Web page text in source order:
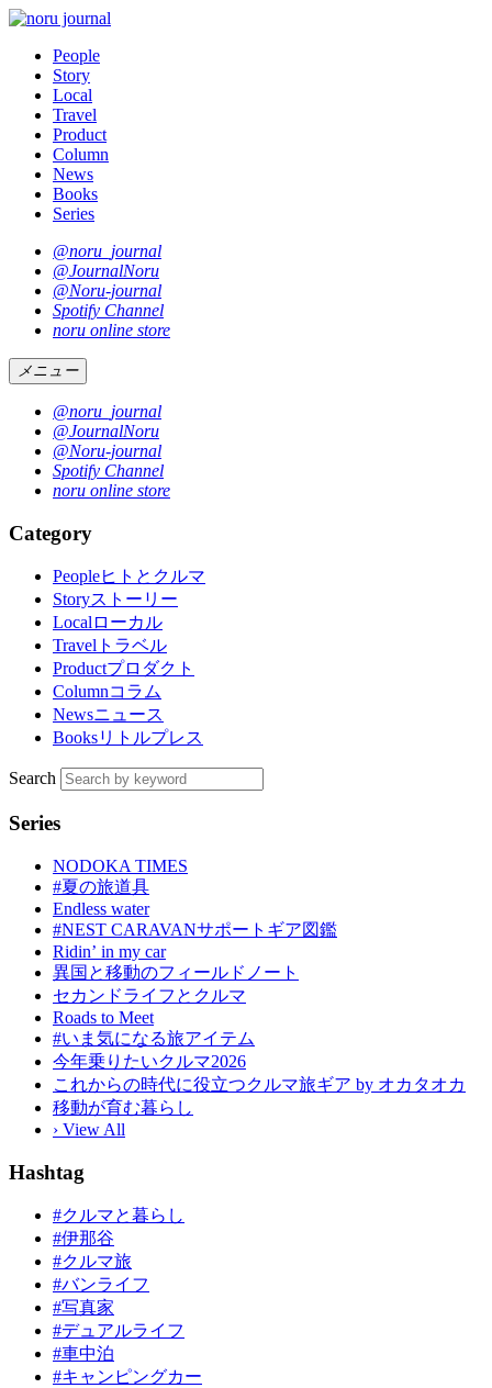
People
Story
Local
Travel
Product
Column
News
Books
Series
@noru_journal
@JournalNoru
@Noru-journal
Spotify Channel
noru online store
メニュー
@noru_journal
@JournalNoru
@Noru-journal
Spotify Channel
noru online store
Category
Peopleヒトとクルマ
Storyストーリー
Localローカル
Travel トラベル
Productプロダクト
Columnコラム
Newsニュース
Booksリトルプレス
Search
Series
NODOKA TIMES
#夏の旅道具
Endless water
#NEST CARAVANサポートギア図鑑
Ridinʼ in my car
異国と移動のフィールドノート
セカンドライフとクルマ
Roads to Meet
#いま気になる旅アイテム
今年乗りたいクルマ2026
これからの時代に役立つクルマ旅ギア by オカタオカ
移動が育む暮らし
› View All
Hashtag
#クルマと暮らし
#伊那谷
#クルマ旅
#バンライフ
#写真家
#デュアルライフ
#車中泊
#キャンピングカー